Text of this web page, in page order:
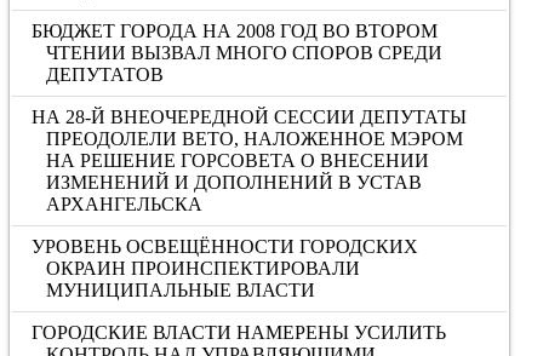
БЮДЖЕТ ГОРОДА НА 2008 ГОД ВО ВТОРОМ
ЧТЕНИИ ВЫЗВАЛ МНОГО СПОРОВ СРЕДИ
ДЕПУТАТОВ
НА 28-Й ВНЕОЧЕРЕДНОЙ СЕССИИ ДЕПУТАТЫ
ПРЕОДОЛЕЛИ ВЕТО, НАЛОЖЕННОЕ МЭРОМ
НА РЕШЕНИЕ ГОРСОВЕТА О ВНЕСЕНИИ
ИЗМЕНЕНИЙ И ДОПОЛНЕНИЙ В УСТАВ
АРХАНГЕЛЬСКА
УРОВЕНЬ ОСВЕЩЁННОСТИ ГОРОДСКИХ
ОКРАИН ПРОИНСПЕКТИРОВАЛИ
МУНИЦИПАЛЬНЫЕ ВЛАСТИ
ГОРОДСКИЕ ВЛАСТИ НАМЕРЕНЫ УСИЛИТЬ